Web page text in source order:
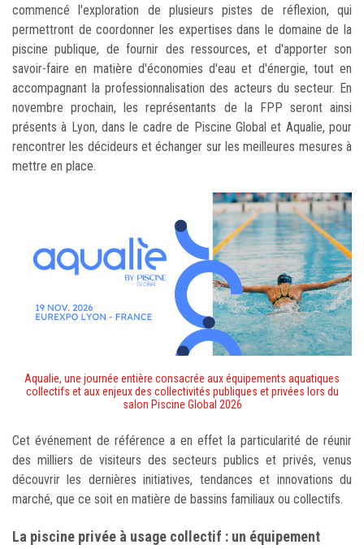
commencé l'exploration de plusieurs pistes de réflexion, qui
permettront de coordonner les expertises dans le domaine de la
piscine publique, de fournir des ressources, et d'apporter son
savoir-faire en matière d'économies d'eau et d'énergie, tout en
accompagnant la professionnalisation des acteurs du secteur. En
novembre prochain, les représentants de la FPP seront ainsi
présents à Lyon, dans le cadre de Piscine Global et Aqualie, pour
rencontrer les décideurs et échanger sur les meilleures mesures à
mettre en place.
Aqualie, une journée entière consacrée aux équipements aquatiques
collectifs et aux enjeux des collectivités publiques et privées lors du
salon Piscine Global 2026
Cet événement de référence a en effet la particularité de réunir
des milliers de visiteurs des secteurs publics et privés, venus
découvrir les dernières initiatives, tendances et innovations du
marché, que ce soit en matière de bassins familiaux ou collectifs.
La piscine privée à usage collectif : un équipement